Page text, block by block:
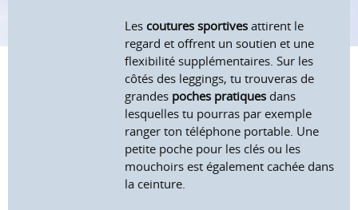
Lescoutures sportives attirent le
regard et offrent un soutien et une
flexibilité supplémentaires. Sur les
côtés des leggings, tu trouveras de
grandes poches pratiques dans
lesquelles tu pourras par exemple
ranger ton téléphone portable. Une
petite poche pour les clés ou les
mouchoirs est également cachée dans
la ceinture.